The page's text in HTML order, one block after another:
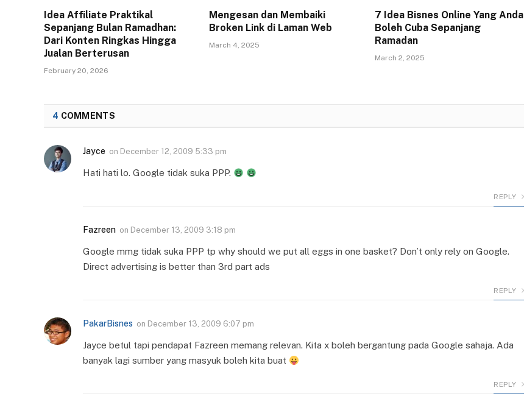
Idea Affiliate Praktikal
Sepanjang Bulan Ramadhan:
Dari Konten Ringkas Hingga
Jualan Berterusan
February 20, 2026
Mengesan dan Membaiki
Broken Link di Laman Web
March 4, 2025
7 Idea Bisnes Online Yang Anda
Boleh Cuba Sepanjang
Ramadan
March 2, 2025
4 COMMENTS
Jayce on December 12, 2009 5:33 pm
Hati hati lo. Google tidak suka PPP.
REPLY
Fazreen on December 13, 2009 3:18 pm
Google mmg tidak suka PPP tp why should we put all eggs in one basket? Don’t only rely on Google.
Direct advertising is better than 3rd part ads
REPLY
PakarBisnes on December 13, 2009 6:07 pm
Jayce betul tapi pendapat Fazreen memang relevan. Kita x boleh bergantung pada Google sahaja. Ada
banyak lagi sumber yang masyuk boleh kita buat
REPLY